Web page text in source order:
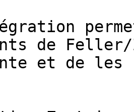
de Feller/
et de les